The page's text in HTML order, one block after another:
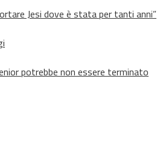
Jesi dove è stata per tanti anni”
potrebbe non essere terminato